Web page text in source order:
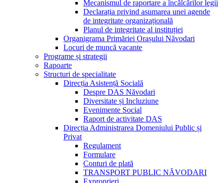
Mecanismul de raportare a încălcărilor legii
Declarația privind asumarea unei agende
de integritate organizațională
Planul de integritate al instituției
Organigrama Primăriei Orașului Năvodari
Locuri de muncă vacante
Programe și strategii
Rapoarte
Structuri de specialitate
Direcția Asistență Socială
Despre DAS Năvodari
Diversitate și Incluziune
Evenimente Social
Raport de activitate DAS
Direcția Administrarea Domeniului Public și
Privat
Regulament
Formulare
Conturi de plată
TRANSPORT PUBLIC NĂVODARI
Exproprieri